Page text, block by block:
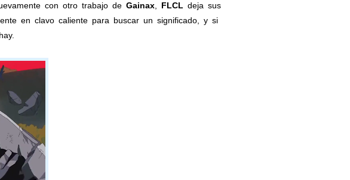
con otro trabajo de Gainax, FLCL deja sus
en clavo caliente para buscar un significado, y si